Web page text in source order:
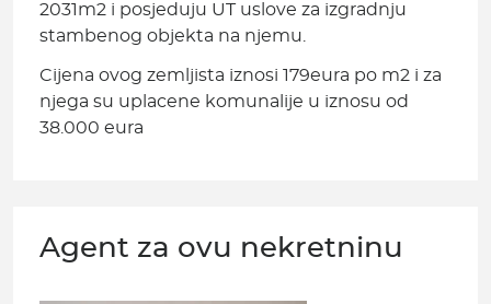
2031m2 i posjeduju UT uslove za izgradnju
stambenog objekta na njemu.
Cijena ovog zemljista iznosi 179eura po m2 i za
njega su uplacene komunalije u iznosu od
38.000 eura
Agent za ovu nekretninu